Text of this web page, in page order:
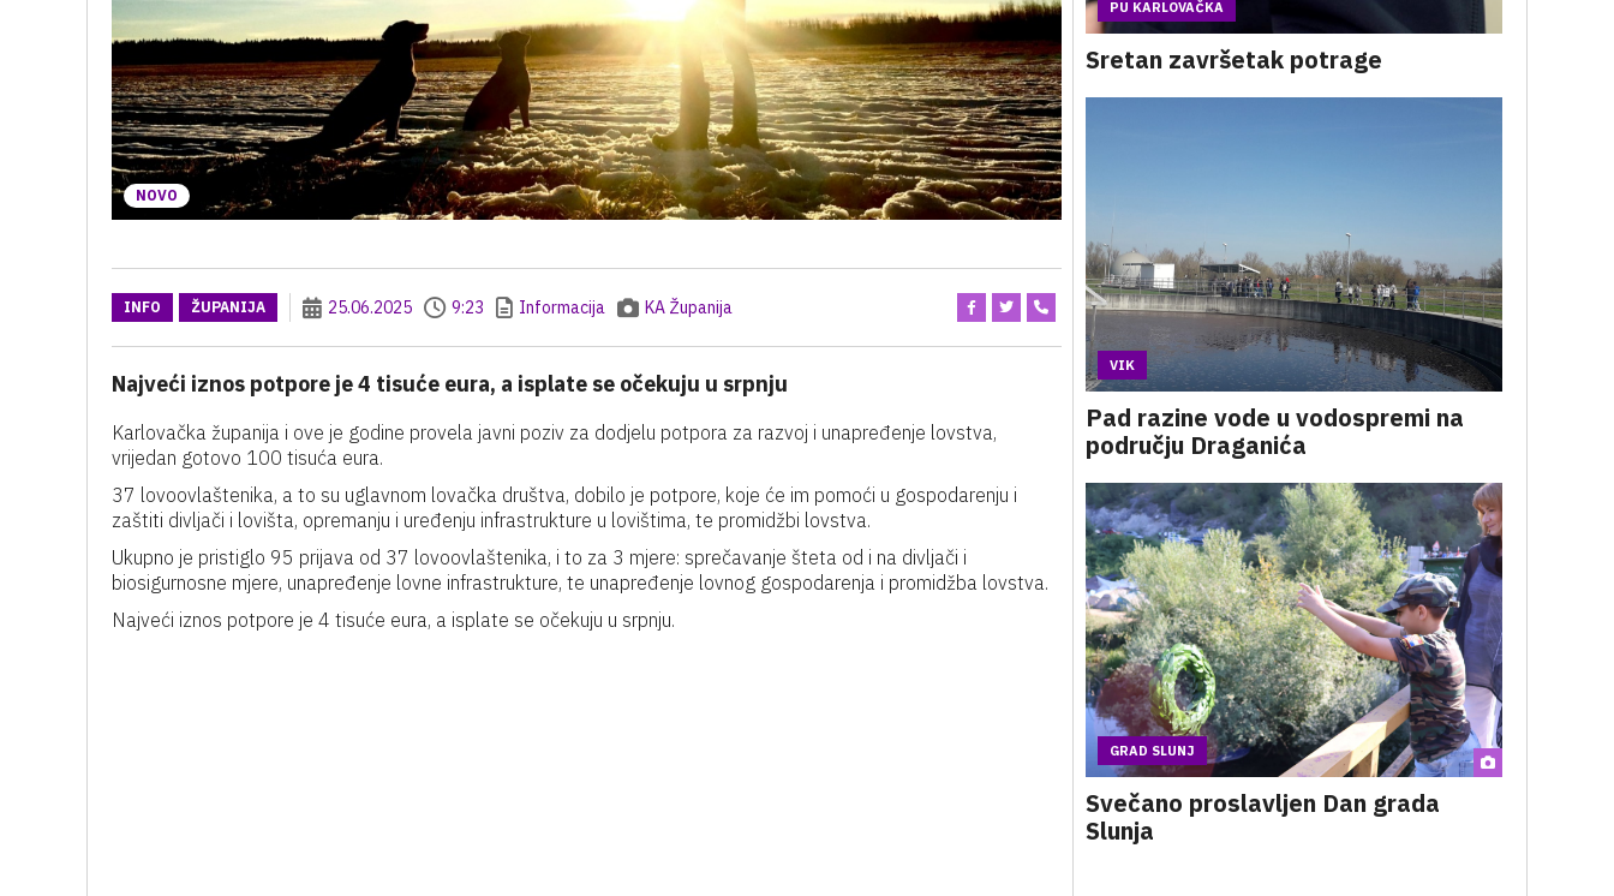
NOVO
INFO ŽUPANIJA 25.06.2025 9:23 Informacija KA Županija
Najveći iznos potpore je 4 tisuće eura, a isplate se očekuju u srpnju
Karlovačka županija i ove je godine provela javni poziv za dodjelu potpora za razvoj i unapređenje lovstva,
vrijedan gotovo 100 tisuća eura.
37 lovoovlaštenika, a to su uglavnom lovačka društva, dobilo je potpore, koje će im pomoći u gospodarenju i
zaštiti divljači i lovišta, opremanju i uređenju infrastrukture u lovištima, te promidžbi lovstva.
Ukupno je pristiglo 95 prijava od 37 lovoovlaštenika, i to za 3 mjere: sprečavanje šteta od i na divljači i
biosigurnosne mjere, unapređenje lovne infrastrukture, te unapređenje lovnog gospodarenja i promidžba lovstva.
Najveći iznos potpore je 4 tisuće eura, a isplate se očekuju u srpnju.
PU KARLOVAČKA
Sretan završetak potrage
VIK
Pad razine vode u vodospremi na
području Draganića
GRAD SLUNJ
Svečano proslavljen Dan grada
Slunja